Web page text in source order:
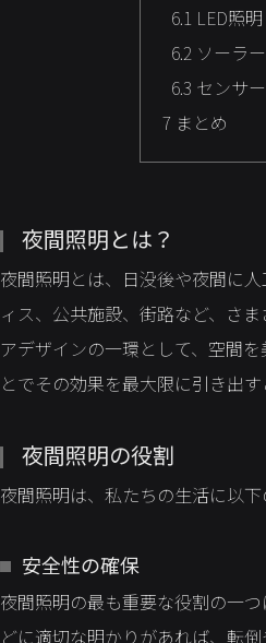
6.1 LED照明
6.2 ソーラ
6.3 センサ
7 まとめ
夜間照明とは？
夜間照明とは、日没後や夜間に
ィス、公共施設、街路など、さ
アデザインの一環として、空間
とでその効果を最大限に引き出す
夜間照明の役割
夜間照明は、私たちの生活に以
安全性の確保
夜間照明の最も重要な役割の一
どに適切な明かりがあれば、転